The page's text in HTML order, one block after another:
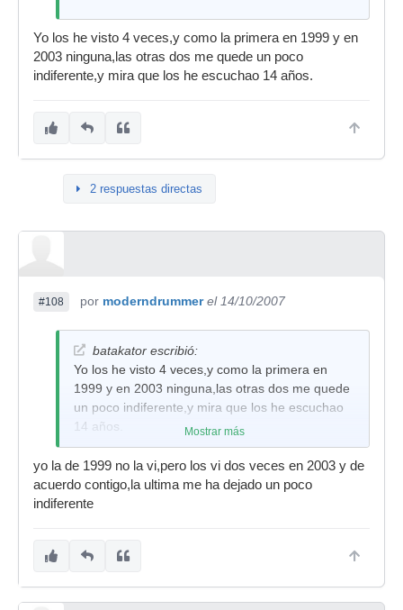
Yo los he visto 4 veces,y como la primera en 1999 y en
2003 ninguna,las otras dos me quede un poco
indiferente,y mira que los he escuchao 14 años.
2 respuestas directas
#108 por moderndrummer el 14/10/2007
batakator escribió:
Yo los he visto 4 veces,y como la primera en
1999 y en 2003 ninguna,las otras dos me quede
un poco indiferente,y mira que los he escuchao
14 años.
Mostrar más
yo la de 1999 no la vi,pero los vi dos veces en 2003 y de
acuerdo contigo,la ultima me ha dejado un poco
indiferente